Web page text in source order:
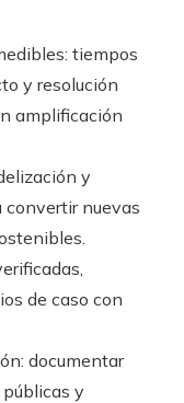
tiempos
y resolución
amplificación
y
convertir nuevas
de caso con
documentar
y